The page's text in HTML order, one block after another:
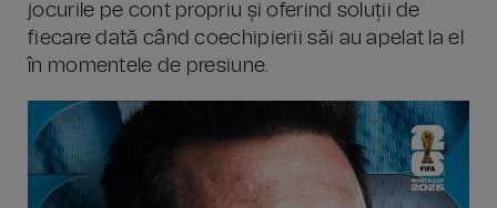
jocurile pe cont propriu și oferind soluții de
fiecare dată când coechipierii săi au apelat la el
în momentele de presiune.